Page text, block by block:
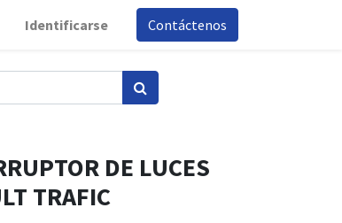
Identificarse Contáctenos
DE LUCES
TRAFIC